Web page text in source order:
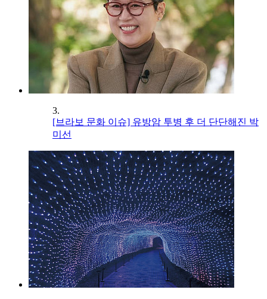
3.
[브라보 문화 이슈] 유방암 투병 후 더 단단해진 박
미선